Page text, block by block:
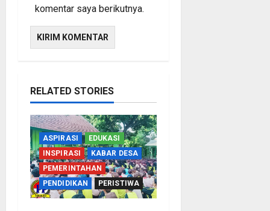
komentar saya berikutnya.
RELATED STORIES
ASPIRASI
EDUKASI
INSPIRASI
KABAR DESA
PEMERINTAHAN
PENDIDIKAN
PERISTIWA